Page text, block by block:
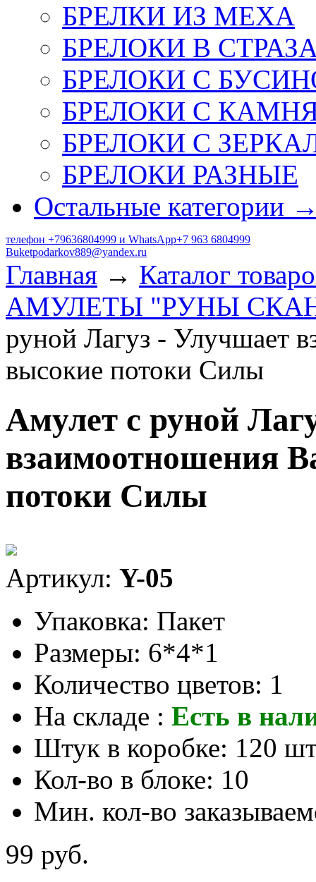
БРЕЛКИ ИЗ МЕХА
БРЕЛОКИ В
БРЕЛОКИ С
БРЕЛОКИ С
БРЕЛОКИ С
БРЕЛОКИ РАЗНЫЕ
Остальные категории
телефон +79636804999 и WhatsApp+7 963 6804999
Buketpodarkov889@yandex.ru
Главная → Каталог
АМУЛЕТЫ "РУНЫ
руной Лагуз - Улучшает
высокие потоки Силы
Амулет с руной
взаимоотношения
потоки Силы
Артикул: Y-05
Упаковка: Пакет
Размеры: 6*4*1
Количество цветов: 1
На складе : Есть в
Штук в коробке: 120
Кол-во в блоке: 10
Мин. кол-во
99 руб.